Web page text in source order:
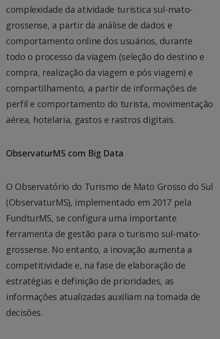
complexidade da atividade turística sul-mato-
grossense, a partir da análise de dados e
comportamento online dos usuários, durante
todo o processo da viagem (seleção do destino e
compra, realização da viagem e pós viagem) e
compartilhamento, a partir de informações de
perfil e comportamento do turista, movimentação
aérea, hotelaria, gastos e rastros digitais.
ObservaturMS com Big Data
O Observatório do Turismo de Mato Grosso do Sul
(ObservaturMS), implementado em 2017 pela
FundturMS, se configura uma importante
ferramenta de gestão para o turismo sul-mato-
grossense. No entanto, a inovação aumenta a
competitividade e, na fase de elaboração de
estratégias e definição de prioridades, as
informações atualizadas auxiliam na tomada de
decisões.